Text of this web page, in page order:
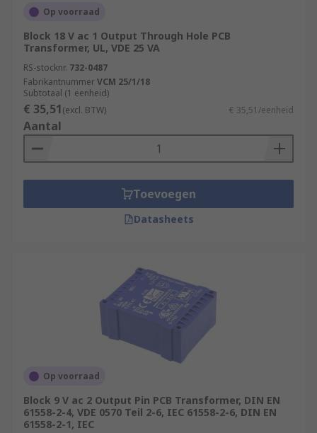
Op voorraad
Block 18 V ac 1 Output Through Hole PCB
Transformer, UL, VDE 25 VA
RS-stocknr. 732-0487
FabrikantnummerVCM 25/1/18
Subtotaal (1 eenheid)
€ 35,51(excl. BTW) € 35,51/eenheid
Aantal
Toevoegen
Datasheets
Op voorraad
Block 9 V ac 2 Output Pin PCB Transformer, DIN EN
61558-2-4, VDE 0570 Teil 2-6, IEC 61558-2-6, DIN EN
61558-2-1, IEC